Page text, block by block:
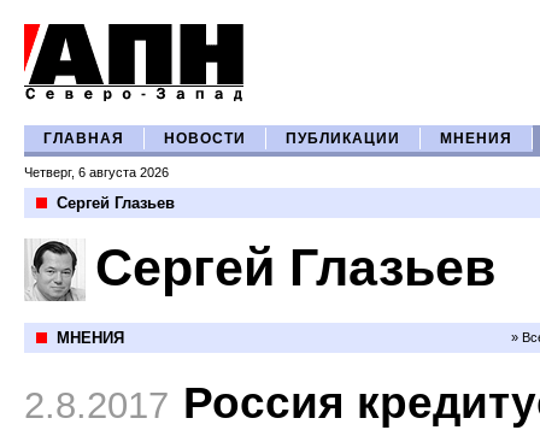
ГЛАВНАЯ НОВОСТИ ПУБЛИКАЦИИ МНЕНИЯ
Четверг, 6 августа 2026
Сергей Глазьев
Сергей Глазьев
МНЕНИЯ »
2.8.2017 Россия